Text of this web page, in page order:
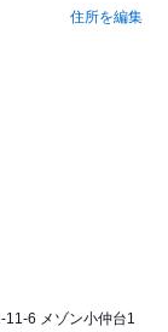
住所を編集
11-6 メゾン小仲台1